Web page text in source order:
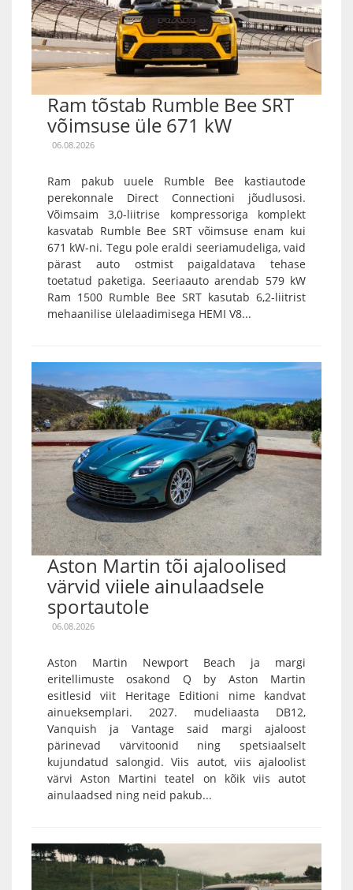
Ram tõstab Rumble Bee SRT
võimsuse üle 671 kW
06.08.2026
Ram pakub uuele Rumble Bee kastiautode
perekonnale Direct Connectioni jõudlusosi.
Võimsaim 3,0-liitrise kompressoriga komplekt
kasvatab Rumble Bee SRT võimsuse enam kui
671 kW-ni. Tegu pole eraldi seeriamudeliga, vaid
pärast auto ostmist paigaldatava tehase
toetatud paketiga. Seeriaauto arendab 579 kW
Ram 1500 Rumble Bee SRT kasutab 6,2-liitrist
mehaanilise ülelaadimisega HEMI V8...
Aston Martin tõi ajaloolised
värvid viiele ainulaadsele
sportautole
06.08.2026
Aston Martin Newport Beach ja margi
eritellimuste osakond Q by Aston Martin
esitlesid viit Heritage Editioni nime kandvat
ainueksemplari. 2027. mudeliaasta DB12,
Vanquish ja Vantage said margi ajaloost
pärinevad värvitoonid ning spetsiaalselt
kujundatud salongid. Viis autot, viis ajaloolist
värvi Aston Martini teatel on kõik viis autot
ainulaadsed ning neid pakub...